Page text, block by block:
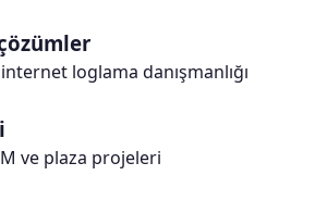
loglama danışmanlığı
ve plaza projeleri